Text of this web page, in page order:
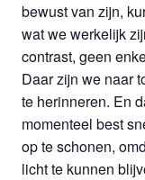
bewust van zijn,
wat we werkelijk
contrast, geen
Daar zijn we naar
te herinneren. En
momenteel best
op te schonen,
licht te kunnen